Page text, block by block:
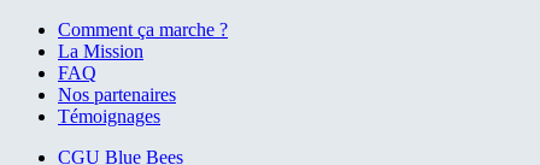
Comment ça marche ?
La Mission
FAQ
Nos partenaires
Témoignages
CGU Blue Bees